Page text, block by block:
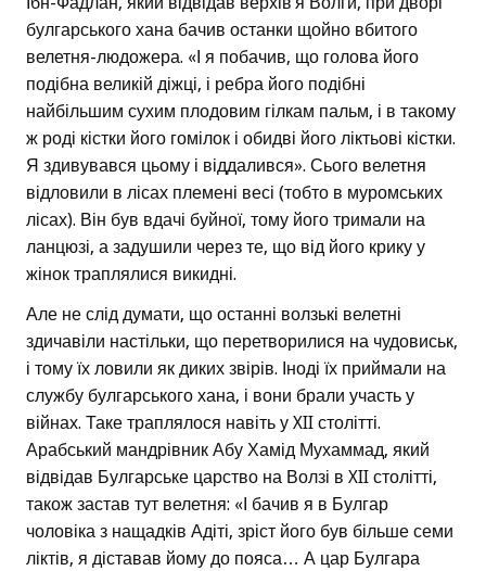
булгарського хана бачив останки щойно вбитого
велетня-людожера. «І я побачив, що голова його
подібна великій діжці, і ребра його подібні
найбільшим сухим плодовим гілкам пальм, і в такому
ж роді кістки його гомілок і обидві його ліктьові кістки.
Я здивувався цьому і віддалився». Сього велетня
відловили в лісах племені весі (тобто в муромських
лісах). Він був вдачі буйної, тому його тримали на
ланцюзі, а задушили через те, що від його крику у
жінок траплялися викидні.
Але не слід думати, що останні волзькі велетні
здичавіли настільки, що перетворилися на чудовиськ,
і тому їх ловили як диких звірів. Іноді їх приймали на
службу булгарського хана, і вони брали участь у
війнах. Таке траплялося навіть у XII столітті.
Арабський мандрівник Абу Хамід Мухаммад, який
відвідав Булгарське царство на Волзі в XII столітті,
також застав тут велетня: «І бачив я в Булгар
чоловіка з нащадків Адіті, зріст його був більше семи
ліктів, я діставав йому до пояса… А цар Булгара